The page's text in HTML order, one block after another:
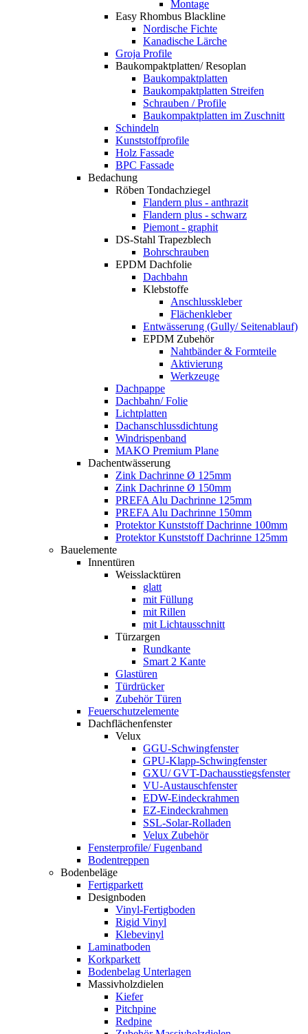
Montage
Easy Rhombus Blackline
Nordische Fichte
Kanadische Lärche
Groja Profile
Baukompaktplatten/ Resoplan
Baukompaktplatten
Baukompaktplatten Streifen
Schrauben / Profile
Baukompaktplatten im Zuschnitt
Schindeln
Kunststoffprofile
Holz Fassade
BPC Fassade
Bedachung
Röben Tondachziegel
Flandern plus - anthrazit
Flandern plus - schwarz
Piemont - graphit
DS-Stahl Trapezblech
Bohrschrauben
EPDM Dachfolie
Dachbahn
Klebstoffe
Anschlusskleber
Flächenkleber
Entwässerung (Gully/ Seitenablauf)
EPDM Zubehör
Nahtbänder & Formteile
Aktivierung
Werkzeuge
Dachpappe
Dachbahn/ Folie
Lichtplatten
Dachanschlussdichtung
Windrispenband
MAKO Premium Plane
Dachentwässerung
Zink Dachrinne Ø 125mm
Zink Dachrinne Ø 150mm
PREFA Alu Dachrinne 125mm
PREFA Alu Dachrinne 150mm
Protektor Kunststoff Dachrinne 100mm
Protektor Kunststoff Dachrinne 125mm
Bauelemente
Innentüren
Weisslacktüren
glatt
mit Füllung
mit Rillen
mit Lichtausschnitt
Türzargen
Rundkante
Smart 2 Kante
Glastüren
Türdrücker
Zubehör Türen
Feuerschutzelemente
Dachflächenfenster
Velux
GGU-Schwingfenster
GPU-Klapp-Schwingfenster
GXU/ GVT-Dachausstiegsfenster
VU-Austauschfenster
EDW-Eindeckrahmen
EZ-Eindeckrahmen
SSL-Solar-Rolladen
Velux Zubehör
Fensterprofile/ Fugenband
Bodentreppen
Bodenbeläge
Fertigparkett
Designboden
Vinyl-Fertigboden
Rigid Vinyl
Klebevinyl
Laminatboden
Korkparkett
Bodenbelag Unterlagen
Massivholzdielen
Kiefer
Pitchpine
Redpine